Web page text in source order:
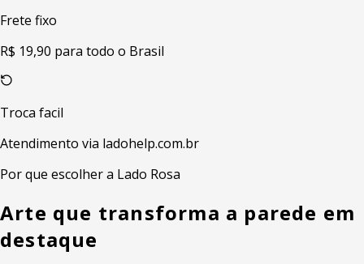
Frete fixo
R$ 19,90 para todo o Brasil
Troca facil
Atendimento via ladohelp.com.br
Por que escolher a Lado Rosa
Arte que transforma a parede em
destaque